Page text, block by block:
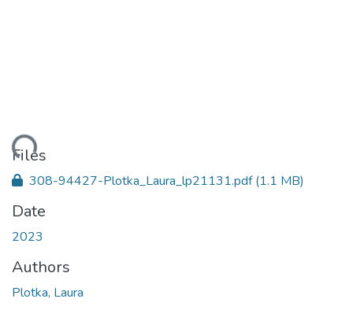
Files
308-94427-Plotka_Laura_lp21131.pdf(1.1 MB)
Date
2023
Authors
Plotka, Laura